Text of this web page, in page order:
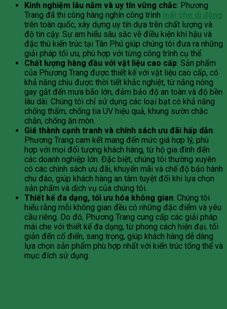
Kinh nghiệm lâu năm và uy tín vững chắc: Phương
Trang đã thi công hàng nghìn công trình mái che di động
trên toàn quốc, xây dựng uy tín dựa trên chất lượng và
độ tin cậy. Sự am hiểu sâu sắc về điều kiện khí hậu và
đặc thù kiến trúc tại Tân Phú giúp chúng tôi đưa ra những
giải pháp tối ưu, phù hợp với từng công trình cụ thể.
Chất lượng hàng đầu với vật liệu cao cấp: Sản phẩm
của Phương Trang được thiết kế với vật liệu cao cấp, có
khả năng chịu được thời tiết khắc nghiệt, từ nắng nóng
gay gắt đến mưa bão lớn, đảm bảo độ an toàn và độ bền
lâu dài. Chúng tôi chỉ sử dụng các loại bạt có khả năng
chống thấm, chống tia UV hiệu quả, khung sườn chắc
chắn, chống ăn mòn.
Giá thành cạnh tranh và chính sách ưu đãi hấp dẫn:
Phương Trang cam kết mang đến mức giá hợp lý, phù
hợp với mọi đối tượng khách hàng, từ hộ gia đình đến
các doanh nghiệp lớn. Đặc biệt, chúng tôi thường xuyên
có các chính sách ưu đãi, khuyến mãi và chế độ bảo hành
chu đáo, giúp khách hàng an tâm tuyệt đối khi lựa chọn
sản phẩm và dịch vụ của chúng tôi.
Thiết kế đa dạng, tối ưu hóa không gian: Chúng tôi
hiểu rằng mỗi không gian đều có những đặc điểm và yêu
cầu riêng. Do đó, Phương Trang cung cấp các giải pháp
mái che với thiết kế đa dạng, từ phong cách hiện đại, tối
giản đến cổ điển, sang trọng, giúp khách hàng dễ dàng
lựa chọn sản phẩm phù hợp nhất với kiến trúc tổng thể và
mục đích sử dụng.